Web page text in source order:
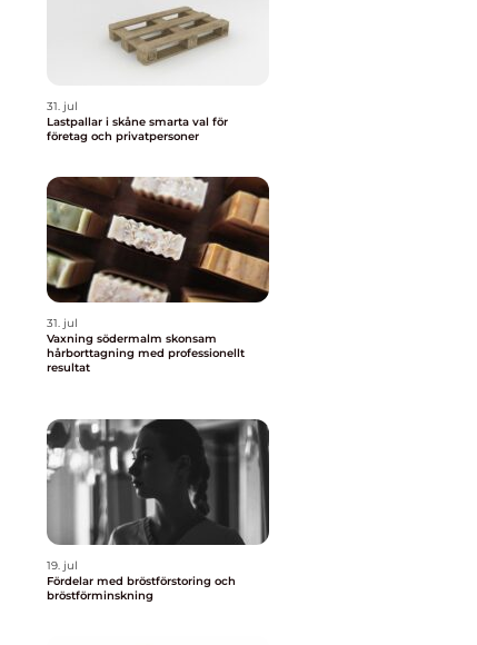
31. jul
Lastpallar i skåne smarta val för
företag och privatpersoner
31. jul
Vaxning södermalm skonsam
hårborttagning med professionellt
resultat
19. jul
Fördelar med bröstförstoring och
bröstförminskning